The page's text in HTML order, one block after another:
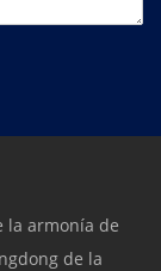
la armonía de
de la